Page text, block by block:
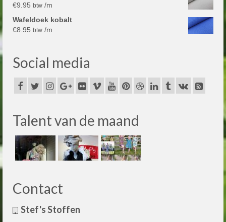
€9.95 btw /m
Wafeldoek kobalt
€8.95 btw /m
Social media
Talent van de maand
Contact
Stef's Stoffen